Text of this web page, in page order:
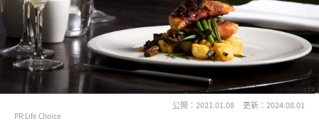
公開：2021.01.08 更新：2024.08.01
PR:Life Choice